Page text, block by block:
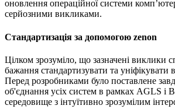
оновлення операційної системи
серйозними викликами.
Стандартизація за допомогою zenon
Цілком зрозуміло, що зазначені виклики
бажання стандартизувати та уніфікувати
Перед розробниками було поставлене
об'єднання усіх систем в рамках AGLS і
середовище з інтуїтивно зрозумілим